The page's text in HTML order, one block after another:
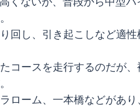
回し、引き起こしなど適
コースを走行するのだが
ローム、一本橋などがあ